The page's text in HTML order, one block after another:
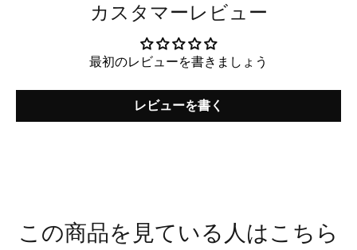
カスタマーレビュー
最初のレビューを書きましょう
レビューを書く
この商品を見ている人はこちら